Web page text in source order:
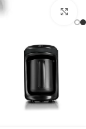
بزرگنمایی تصویر